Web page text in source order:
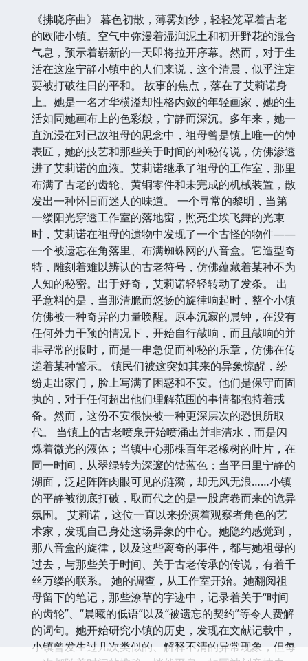
《拂晓序曲》 暮色初散，薄雾如纱，轻轻笼罩着古老
的欧陆小镇。空气中弥漫着湿润泥土和初开野花的混合
气息，预示着崭新的一天即将拉开序幕。然而，对于生
活在这座宁静小镇中的人们来说，这个清晨，似乎注定
要被打破往日的平和。 故事的焦点，落在了艾莉诺身
上。她是一名才华横溢却性格内敛的年轻画家，她的生
活如同她画布上的色彩般，宁静而深沉。多年来，她一
直沉浸在对已故祖母的思念中，祖母曾是镇上唯一的钟
表匠，她的技艺和那些关于时间的神秘传说，仿佛渗透
进了艾莉诺的血液。艾莉诺继承了祖母的工作室，那里
布满了古老的齿轮、黄铜零件和未完成的机械装置，散
发出一种怀旧而迷人的味道。 一个寻常的黎明，当第
一缕阳光穿透工作室的落地窗，照亮尘埃飞舞的光束
时，艾莉诺在祖母的遗物中发现了一个古怪的物件——
一个被遗忘在角落里、布满蜘蛛网的八音盒。它造型奇
特，雕刻着难以辨认的古老符号，仿佛蕴藏着某种不为
人知的秘密。出于好奇，艾莉诺轻轻转动了发条。 出
乎意料的是，当那清脆而悠扬的旋律响起时，整个小镇
仿佛被一种奇异的力量唤醒。原本沉寂的晨钟，在没有
任何外力干预的情况下，开始自行敲响，而且敲响的并
非寻常的报时，而是一串急促而神秘的乐章，仿佛在传
递着某种警示。 镇民们被这突如其来的异象惊醒，纷
纷走出家门，脸上写满了困惑和不安。他们是保守而固
执的，对于任何超出他们理解范围的事情都抱持着戒
备。然而，这份不安很快被一种更深层次的恐惧所取
代。 当镇上的古老喷泉开始喷涌出并非清水，而是闪
烁着微光的液体；当镇中心那棵百年老橡树的叶片，在
同一时间，从翠绿转为深邃的钴蓝色；当平日里宁静的
湖面，泛起阵阵肉眼可见的涟漪，却无风无浪……小镇
的平静被彻底打破，取而代之的是一股席卷而来的诡异
氛围。 艾莉诺，这位一直以来扮演着观察者角色的艺
术家，发现自己身处这场异象的中心。她隐约感觉到，
那八音盒的旋律，以及这些离奇的事件，都与她祖母的
过去，与那些关于时间、关于古老传承的传说，有着千
丝万缕的联系。 她的调查，从工作室开始。她翻阅祖
母留下的笔记，那些潦草的字迹中，记录着关于“时间
的齿轮”、“晨曦的低语”以及“被遗忘的契约”等令人费解
的词句。她开始研究小镇的历史，发现在文献记载中，
小镇曾发生过几次类似的、解释不清的异常现象，但每